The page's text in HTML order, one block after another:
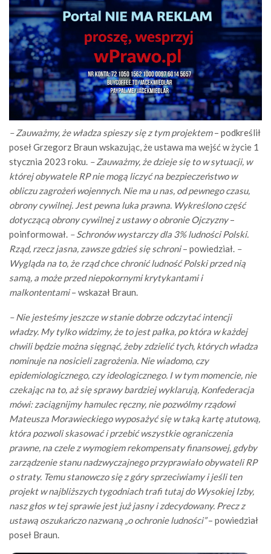
– Zauważmy, że władza spieszy się z tym projektem– podkreślił
poseł Grzegorz Braun wskazując, że ustawa ma wejść w życie 1
stycznia 2023 roku. – Zauważmy, że dzieje się to w sytuacji, w
której obywatele RP nie mogą liczyć na bezpieczeństwo w
obliczu zagrożeń wojennych. Nie ma u nas, od pewnego czasu,
obrony cywilnej. Jest pewna luka prawna. Wykreślono część
dotyczącą obrony cywilnej z ustawy o obronie Ojczyzny–
poinformował. – Schronów wystarczy dla 3% ludności Polski.
Rząd, rzecz jasna, zawsze gdzieś się schroni– powiedział. –
Wygląda na to, że rząd chce chronić ludność Polski przed nią
samą, a może przed niepokornymi krytykantami i
malkontentami– wskazał Braun.
– Nie jesteśmy jeszcze w stanie dobrze odczytać intencji
władzy. My tylko widzimy, że to jest pałka, po która w każdej
chwili będzie można sięgnąć, żeby zdzielić tych, których władza
nominuje na nosicieli zagrożenia. Nie wiadomo, czy
epidemiologicznego, czy ideologicznego. I w tym momencie, nie
czekając na to, aż się sprawy bardziej wyklarują, Konfederacja
mówi: zaciągnijmy hamulec ręczny, nie pozwólmy rządowi
Mateusza Morawieckiego wyposażyć się w taką kartę atutową,
która pozwoli skasować i przebić wszystkie ograniczenia
prawne, na czele z wymogiem rekompensaty finansowej, gdyby
zarządzenie stanu nadzwyczajnego przyprawiało obywateli RP
o straty. Temu stanowczo się z góry sprzeciwiamy i jeśli ten
projekt w najbliższych tygodniach trafi tutaj do Wysokiej Izby,
nasz głos w tej sprawie jest już jasny i zdecydowany. Precz z
ustawą oszukańczo nazwaną „o ochronie ludności”– powiedział
poseł Braun.